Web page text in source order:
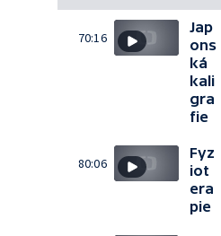
70:16
Jap
ons
ká
kali
gra
fie
80:06
Fyz
iot
era
pie